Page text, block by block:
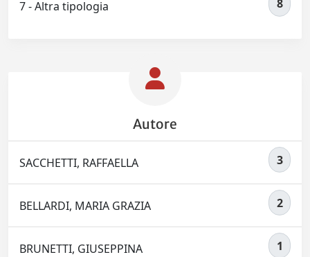
7 - Altra tipologia 8
Autore
SACCHETTI, RAFFAELLA 3
BELLARDI, MARIA GRAZIA 2
BRUNETTI, GIUSEPPINA 1